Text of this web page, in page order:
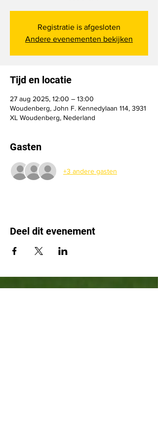
Registratie is afgesloten
Andere evenementen bekijken
Tijd en locatie
27 aug 2025, 12:00 – 13:00
Woudenberg, John F. Kennedylaan 114, 3931
XL Woudenberg, Nederland
Gasten
+3 andere gasten
Deel dit evenement